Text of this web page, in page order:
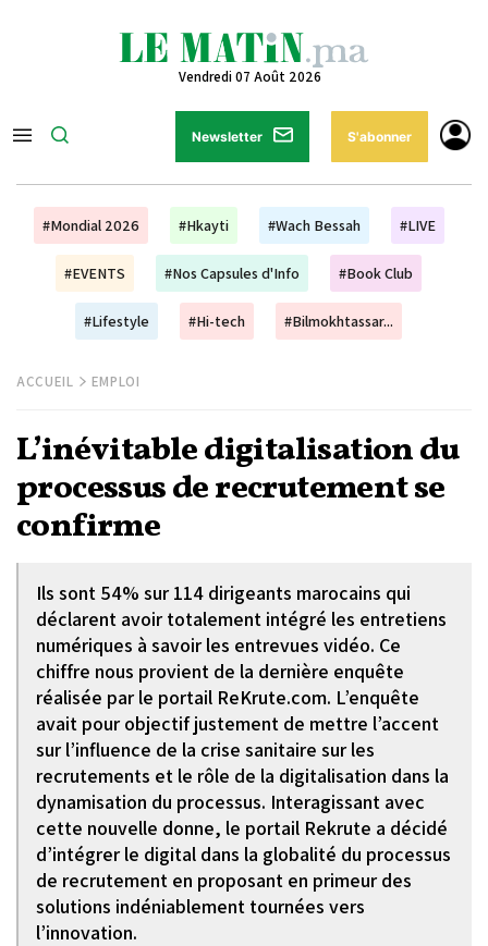
Vendredi 07 Août 2026
Newsletter S'abonner
#Mondial 2026 #Hkayti #Wach Bessah #LIVE
#EVENTS #Nos Capsules d'Info #Book Club
#Lifestyle #Hi-tech #Bilmokhtassar...
ACCUEIL EMPLOI
L’inévitable digitalisation du
processus de recrutement se
confirme
Ils sont 54% sur 114 dirigeants marocains qui
déclarent avoir totalement intégré les entretiens
numériques à savoir les entrevues vidéo. Ce
chiffre nous provient de la dernière enquête
réalisée par le portail ReKrute.com. L’enquête
avait pour objectif justement de mettre l’accent
sur l’influence de la crise sanitaire sur les
recrutements et le rôle de la digitalisation dans la
dynamisation du processus. Interagissant avec
cette nouvelle donne, le portail Rekrute a décidé
d’intégrer le digital dans la globalité du processus
de recrutement en proposant en primeur des
solutions indéniablement tournées vers
l’innovation.